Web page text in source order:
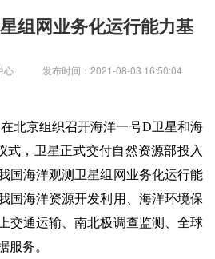
组网业务化运行能力基
中心 发布时间：2021-08-03 16:50:04
北京组织召开海洋一号D卫星和海
式，卫星正式交付自然资源部投入
国海洋观测卫星组网业务化运行能
国海洋资源开发利用、海洋环境保
交通运输、南北极调查监测、全球
服务。